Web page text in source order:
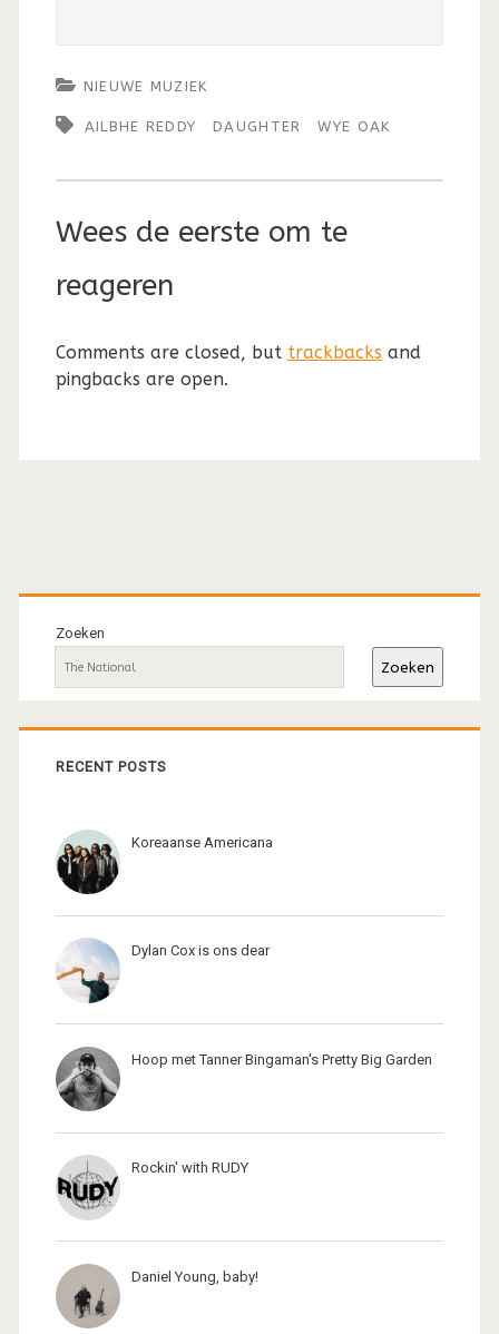
NIEUWE MUZIEK
AILBHE REDDY DAUGHTER WYE OAK
Wees de eerste om te
reageren
Comments are closed, but trackbacks and
pingbacks are open.
Primaire
sidebar
Zoeken
Zoeken
RECENT POSTS
Koreaanse Americana
Dylan Cox is ons dear
Hoop met Tanner Bingaman's Pretty Big Garden
Rockin' with RUDY
Daniel Young, baby!